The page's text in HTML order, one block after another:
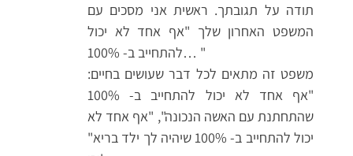
תודה על תגובתך. ראשית אני מסכים עם
המשפט האחרון שלך "אף אחד לא יכול
להתחייב ב- 100%… "
משפט זה מתאים לכל דבר שעושים בחיים:
"אף אחד לא יכול להתחייב ב- 100%
שהתחתנת עם האשה הנכונה", "אף אחד לא
יכול להתחייב ב- 100% שיהיה לך ילד בריא"